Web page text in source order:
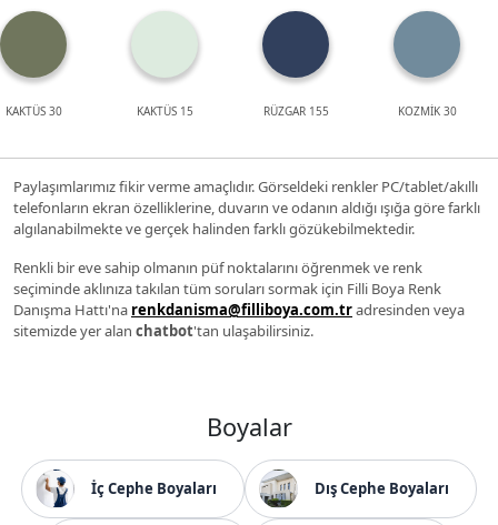
KAKTÜS 30 KAKTÜS 15 RÜZGAR 155 KOZMİK 30
Paylaşımlarımız fikir verme amaçlıdır. Görseldeki renkler PC/tablet/akıllı
telefonların ekran özelliklerine, duvarın ve odanın aldığı ışığa göre farklı
algılanabilmekte ve gerçek halinden farklı gözükebilmektedir.
Renkli bir eve sahip olmanın püf noktalarını öğrenmek ve renk
seçiminde aklınıza takılan tüm soruları sormak için Filli Boya Renk
Danışma Hattı'na renkdanisma@filliboya.com.tradresinden veya
sitemizde yer alan chatbot'tan ulaşabilirsiniz.
Boyalar
İç Cephe Boyaları Dış Cephe Boyaları